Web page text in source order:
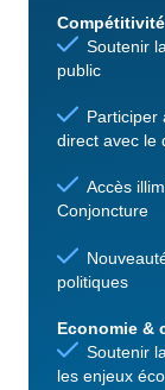
Soutenir
public
Participer
direct avec le
Accès
Conjoncture
politiques
Economie &
Soutenir
les enjeux